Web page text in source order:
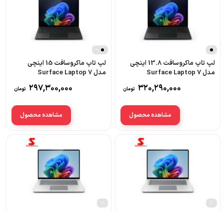
لپ تاپ ماکروسافت 13.8 اینچی
مدل Surface Laptop 7
Copilot Plus PC intel Core
Ultra 5 16GB 256GB SSD
320,290,000 تومان
مشاهده محصول
لپ تاپ ماکروسافت 15 اینچی
مدل Surface Laptop 7
Copilot Plus PC Snapdragon
X Elite 16GB 1TB SSD
297,300,000 تومان
مشاهده محصول